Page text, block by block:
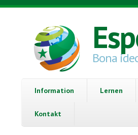
Direkt zum Inhalt
Bona
Information Lernen
Kontakt